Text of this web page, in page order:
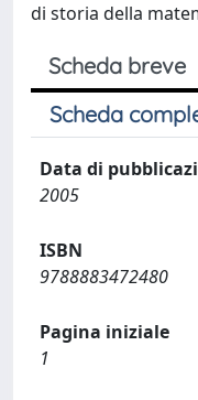
di storia della
Scheda breve
Scheda
Data di
2005
ISBN
9788883472480
Pagina iniziale
1